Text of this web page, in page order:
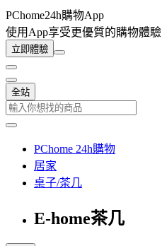
PChome24h購物App
使用App享受更優質的購物體驗
立即體驗
全站
PChome 24h購物
居家
桌子/茶几
E-home茶几